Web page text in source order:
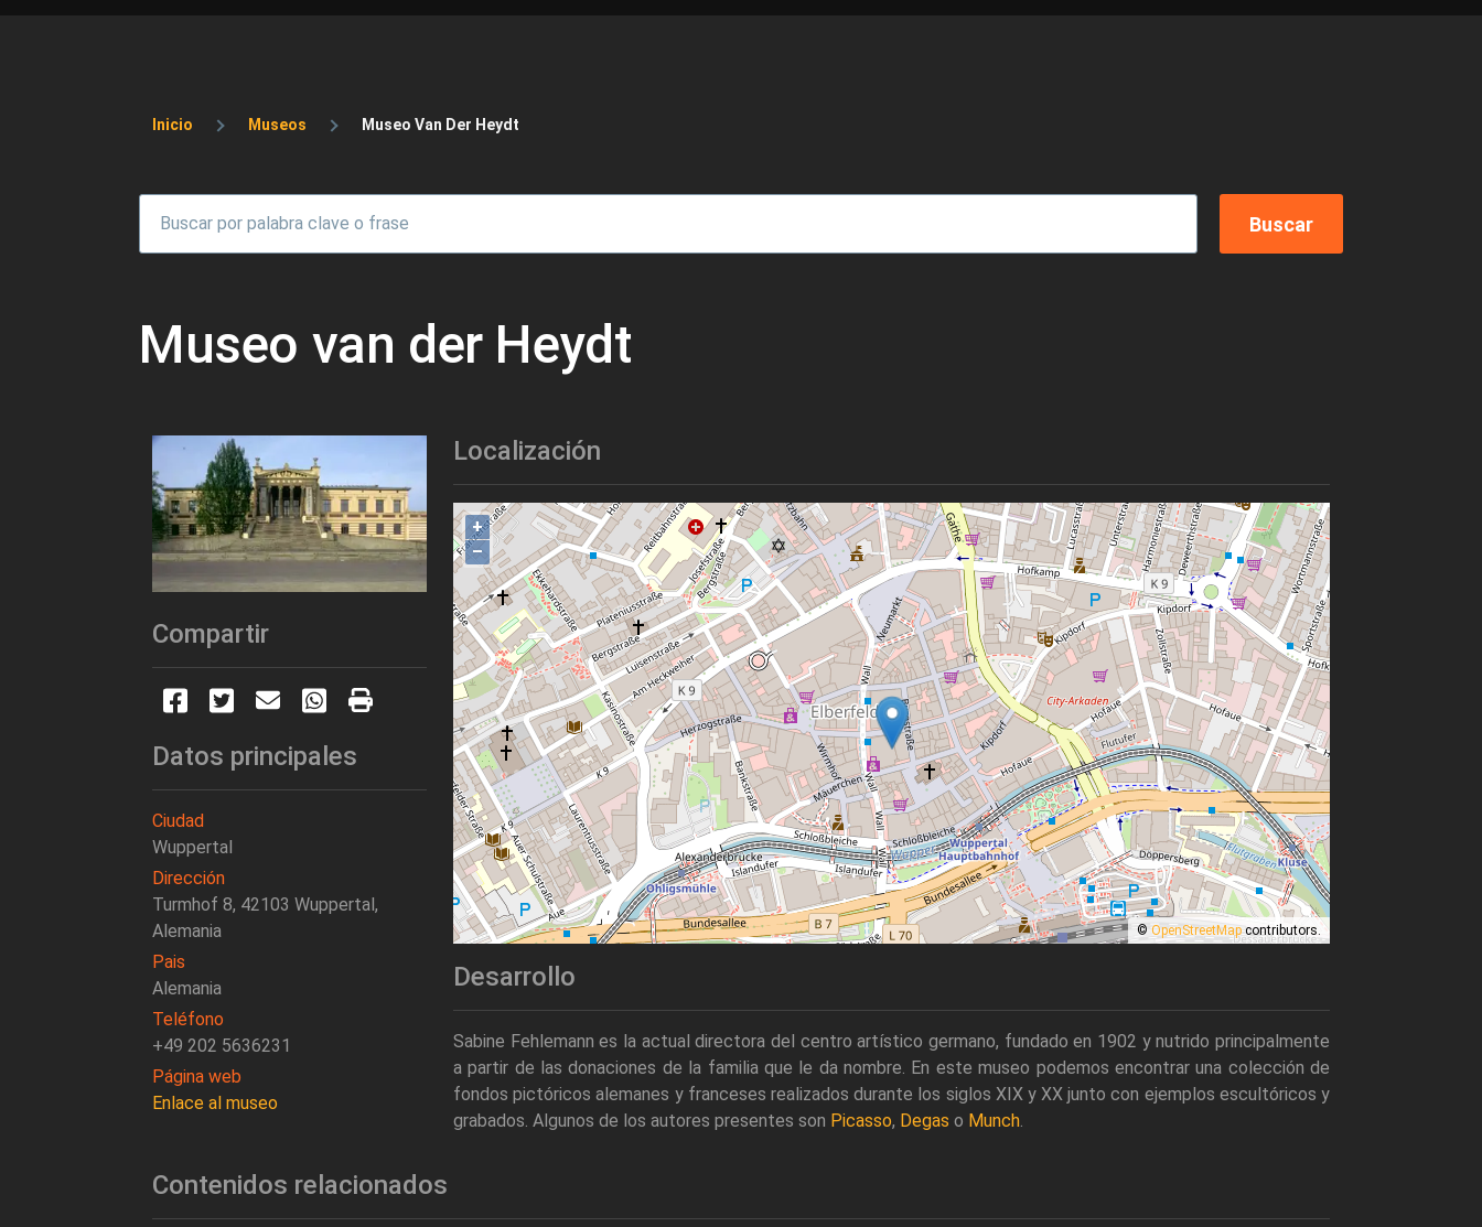
Sobrescribir enlaces de ayuda a la navegación
Inicio Museos Museo Van Der Heydt
Museo van der Heydt
Compartir
Datos principales
Ciudad
Wuppertal
Dirección
Turmhof 8, 42103 Wuppertal,
Alemania
Pais
Alemania
Teléfono
+49 202 5636231
Página web
Enlace al museo
Localización
+
–
© OpenStreetMapcontributors.
Desarrollo
Sabine Fehlemann es la actual directora del centro artístico germano, fundado en 1902 y nutrido principalmente
a partir de las donaciones de la familia que le da nombre. En este museo podemos encontrar una colección de
fondos pictóricos alemanes y franceses realizados durante los siglos XIX y XX junto con ejemplos escultóricos y
grabados. Algunos de los autores presentes son Picasso, Degas o Munch.
Contenidos relacionados